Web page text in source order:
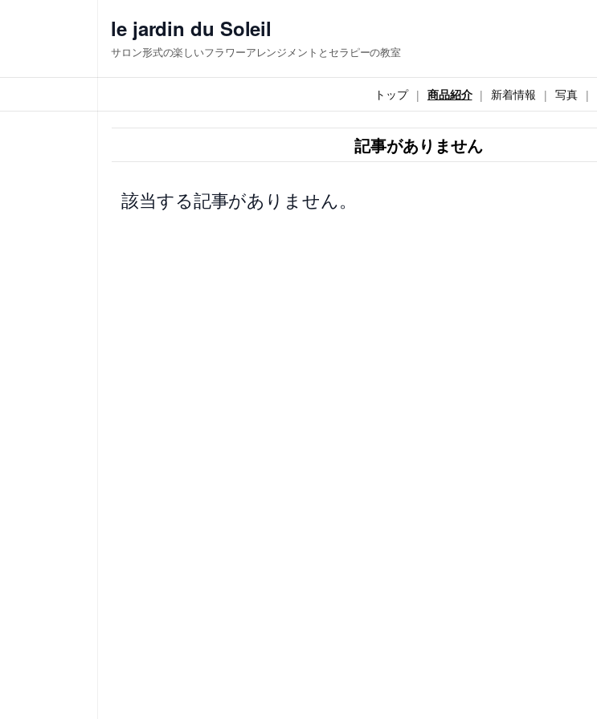
ス
キ
le jardin du Soleil
サロン形式の楽しいフラワーアレンジメントとセラピーの教室
トップ 商品紹介 新着情報 写真
記事がありません
該当する記事がありません。